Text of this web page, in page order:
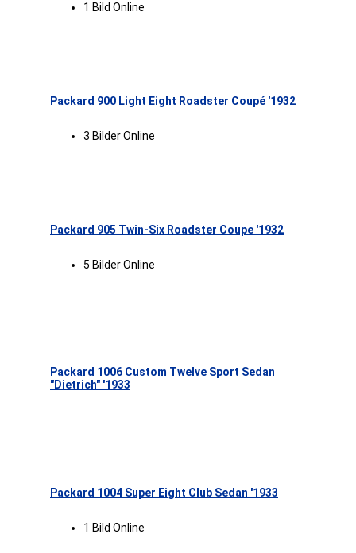
1 Bild Online
Packard 900 Light Eight Roadster Coupé '1932
3 Bilder Online
Packard 905 Twin-Six Roadster Coupe '1932
5 Bilder Online
Packard 1006 Custom Twelve Sport Sedan
"Dietrich" '1933
Packard 1004 Super Eight Club Sedan '1933
1 Bild Online